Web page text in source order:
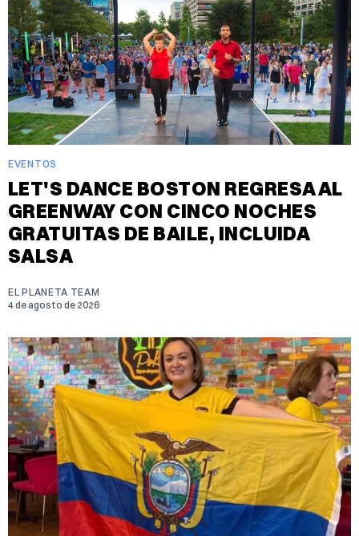
EVENTOS
LET'S DANCE BOSTON REGRESA AL
GREENWAY CON CINCO NOCHES
GRATUITAS DE BAILE, INCLUIDA
SALSA
EL PLANETA TEAM
4 de agosto de 2026